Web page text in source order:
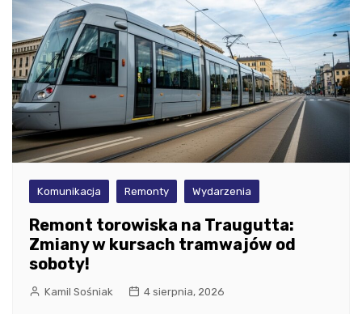
Komunikacja Remonty Wydarzenia
Remont torowiska na Traugutta:
Zmiany w kursach tramwajów od
soboty!
Kamil Sośniak 4 sierpnia, 2026